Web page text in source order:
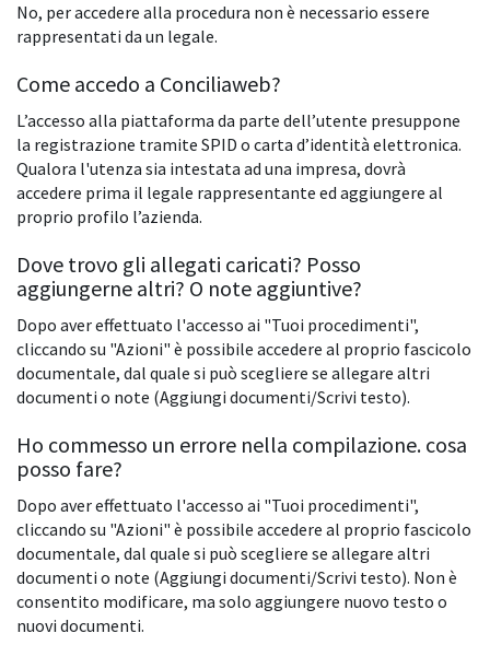
No, per accedere alla procedura non è necessario essere
rappresentati da un legale.
Come accedo a Conciliaweb?
L’accesso alla piattaforma da parte dell’utente presuppone
la registrazione tramite SPID o carta d’identità elettronica.
Qualora l'utenza sia intestata ad una impresa, dovrà
accedere prima il legale rappresentante ed aggiungere al
proprio profilo l’azienda.
Dove trovo gli allegati caricati? Posso
aggiungerne altri? O note aggiuntive?
Dopo aver effettuato l'accesso ai "Tuoi procedimenti",
cliccando su "Azioni" è possibile accedere al proprio fascicolo
documentale, dal quale si può scegliere se allegare altri
documenti o note (Aggiungi documenti/Scrivi testo).
Ho commesso un errore nella compilazione. cosa
posso fare?
Dopo aver effettuato l'accesso ai "Tuoi procedimenti",
cliccando su "Azioni" è possibile accedere al proprio fascicolo
documentale, dal quale si può scegliere se allegare altri
documenti o note (Aggiungi documenti/Scrivi testo). Non è
consentito modificare, ma solo aggiungere nuovo testo o
nuovi documenti.